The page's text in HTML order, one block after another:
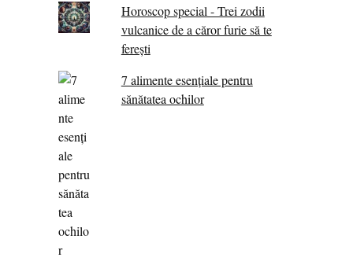
Horoscop special - Trei zodii
vulcanice de a căror furie să te
ferești
7 alimente esenţiale pentru
sănătatea ochilor